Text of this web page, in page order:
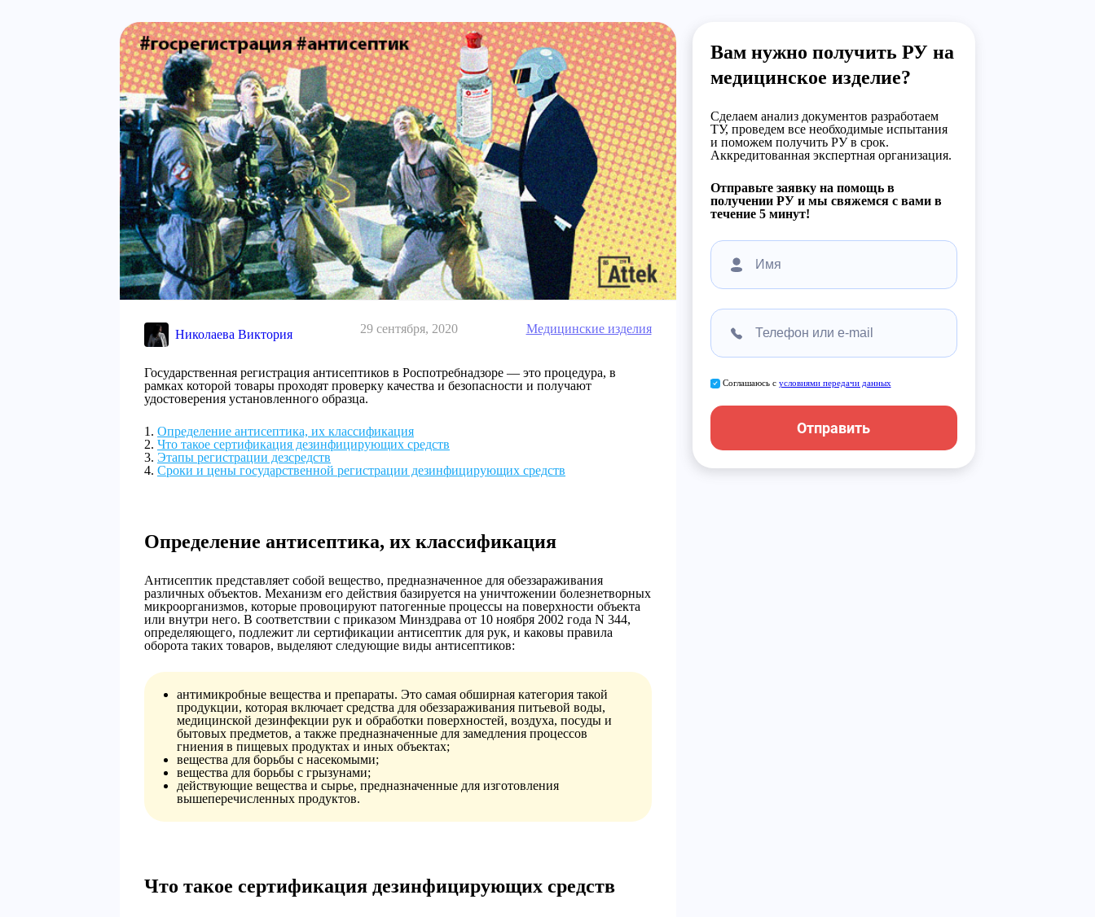
Николаева Виктория 29 сентября, 2020 Медицинские изделия
Государственная регистрация антисептиков в Роспотребнадзоре — это процедура, в
рамках которой товары проходят проверку качества и безопасности и получают
удостоверения установленного образца.
Определение антисептика, их классификация
Что такое сертификация дезинфицирующих средств
Этапы регистрации дезсредств
Сроки и цены государственной регистрации дезинфицирующих средств
Определение антисептика, их классификация
Антисептик представляет собой вещество, предназначенное для обеззараживания
различных объектов. Механизм его действия базируется на уничтожении болезнетворных
микроорганизмов, которые провоцируют патогенные процессы на поверхности объекта
или внутри него. В соответствии с приказом Минздрава от 10 ноября 2002 года N 344,
определяющего, подлежит ли сертификации антисептик для рук, и каковы правила
оборота таких товаров, выделяют следующие виды антисептиков:
антимикробные вещества и препараты. Это самая обширная категория такой
продукции, которая включает средства для обеззараживания питьевой воды,
медицинской дезинфекции рук и обработки поверхностей, воздуха, посуды и
бытовых предметов, а также предназначенные для замедления процессов
гниения в пищевых продуктах и иных объектах;
вещества для борьбы с насекомыми;
вещества для борьбы с грызунами;
действующие вещества и сырье, предназначенные для изготовления
вышеперечисленных продуктов.
Что такое сертификация дезинфицирующих средств
Вам нужно получить РУ на
медицинское изделие?
Сделаем анализ документов разработаем
ТУ, проведем все необходимые испытания
и поможем получить РУ в срок.
Аккредитованная экспертная организация.
Отправьте заявку на помощь в
получении РУ и мы свяжемся с вами в
течение 5 минут!
Соглашаюсь с условиями передачи данных
Отправить